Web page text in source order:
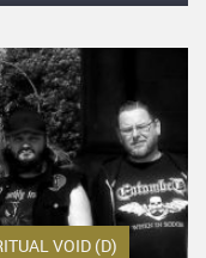
VOID (D)